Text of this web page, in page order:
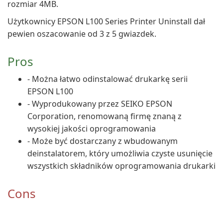
rozmiar 4MB.
Użytkownicy EPSON L100 Series Printer Uninstall dał
pewien oszacowanie od 3 z 5 gwiazdek.
Pros
- Można łatwo odinstalować drukarkę serii
EPSON L100
- Wyprodukowany przez SEIKO EPSON
Corporation, renomowaną firmę znaną z
wysokiej jakości oprogramowania
- Może być dostarczany z wbudowanym
deinstalatorem, który umożliwia czyste usunięcie
wszystkich składników oprogramowania drukarki
Cons